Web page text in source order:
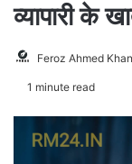
व्यापारी के
Feroz Ahmed Khan
1 minute read